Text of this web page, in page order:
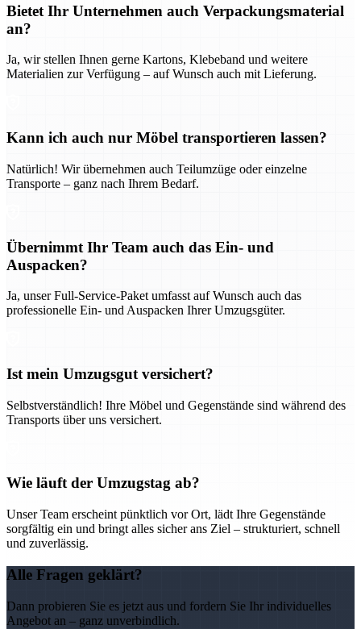
Bietet Ihr Unternehmen auch Verpackungsmaterial
an?
Ja, wir stellen Ihnen gerne Kartons, Klebeband und weitere
Materialien zur Verfügung – auf Wunsch auch mit Lieferung.
Kann ich auch nur Möbel transportieren lassen?
Natürlich! Wir übernehmen auch Teilumzüge oder einzelne
Transporte – ganz nach Ihrem Bedarf.
Übernimmt Ihr Team auch das Ein- und
Auspacken?
Ja, unser Full-Service-Paket umfasst auf Wunsch auch das
professionelle Ein- und Auspacken Ihrer Umzugsgüter.
Ist mein Umzugsgut versichert?
Selbstverständlich! Ihre Möbel und Gegenstände sind während des
Transports über uns versichert.
Wie läuft der Umzugstag ab?
Unser Team erscheint pünktlich vor Ort, lädt Ihre Gegenstände
sorgfältig ein und bringt alles sicher ans Ziel – strukturiert, schnell
und zuverlässig.
Alle Fragen geklärt?
Dann probieren Sie es jetzt aus und fordern Sie Ihr individuelles
Angebot an – ganz unverbindlich.